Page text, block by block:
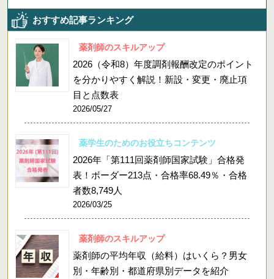
おすすめ記事ランキング
薬剤師のスキルアップ
2026（令和8）年度調剤報酬改定のポイント
を分かりやすく解説！新設・変更・廃止項
目と点数表
2026/05/27
薬学生のためのお役立ちコンテンツ
2026年「第111回薬剤師国家試験」合格発
表！ボーダー213点・合格率68.49％・合格
者数8,749人
2026/03/25
薬剤師のスキルアップ
薬剤師の平均年収（給料）はいくら？男女
別・年齢別・都道府県別データを紹介